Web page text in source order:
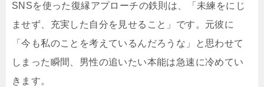
SNSを使った復縁アプローチの鉄則は、「未練をにじ
ませず、充実した自分を見せること」です。元彼に
「今も私のことを考えているんだろうな」と思わせて
しまった瞬間、男性の追いたい本能は急速に冷めてい
きます。